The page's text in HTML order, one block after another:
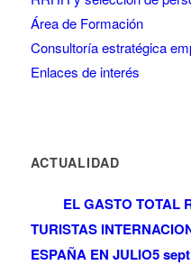
Área de Formación
Consultoría estratégica
Enlaces de interés
ACTUALIDAD
EL GASTO TOTAL
TURISTAS
ESPAÑA EN JULIO5